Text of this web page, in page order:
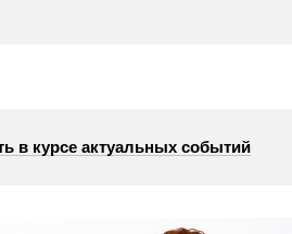
в курсе актуальных событий